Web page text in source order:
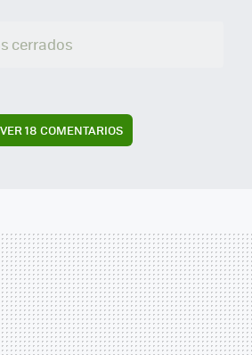
cerrados
VER18 COMENTARIOS